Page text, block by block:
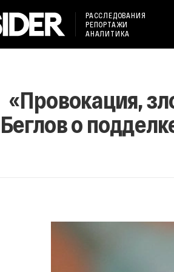
РАССЛЕДОВАНИЯ
РЕПОРТАЖИ
АНАЛИТИКА
«Провокация,
Беглов о